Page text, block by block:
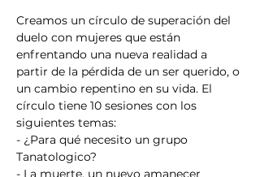
Creamos un círculo de superación del
duelo con mujeres que están
enfrentando una nueva realidad a
partir de la pérdida de un ser querido, o
un cambio repentino en su vida. El
círculo tiene 10 sesiones con los
siguientes temas:
- ¿Para qué necesito un grupo
Tanatologico?
- La muerte, un nuevo amanecer